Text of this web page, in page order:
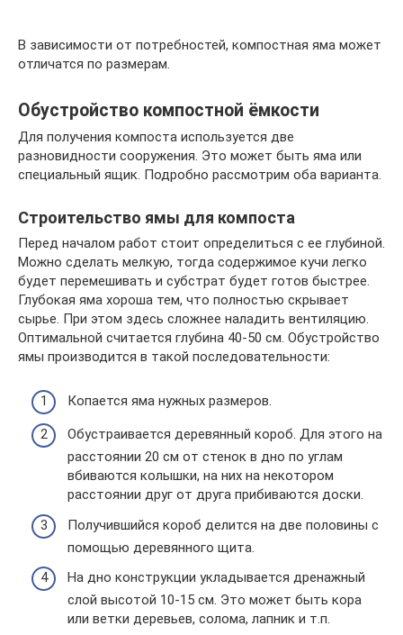
В зависимости от потребностей, компостная яма может
отличатся по размерам.
Обустройство компостной ёмкости
Для получения компоста используется две
разновидности сооружения. Это может быть яма или
специальный ящик. Подробно рассмотрим оба варианта.
Строительство ямы для компоста
Перед началом работ стоит определиться с ее глубиной.
Можно сделать мелкую, тогда содержимое кучи легко
будет перемешивать и субстрат будет готов быстрее.
Глубокая яма хороша тем, что полностью скрывает
сырье. При этом здесь сложнее наладить вентиляцию.
Оптимальной считается глубина 40-50 см. Обустройство
ямы производится в такой последовательности:
Копается яма нужных размеров.
Обустраивается деревянный короб. Для этого на
расстоянии 20 см от стенок в дно по углам
вбиваются колышки, на них на некотором
расстоянии друг от друга прибиваются доски.
Получившийся короб делится на две половины с
помощью деревянного щита.
На дно конструкции укладывается дренажный
слой высотой 10-15 см. Это может быть кора
или ветки деревьев, солома, лапник и т.п.